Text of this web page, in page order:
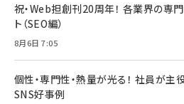
祝・Web担創刊20周年！ 各業界の専
ト（SEO編）
8月6日 7:05
個性・専門性・熱量が光る！ 社員が主
SNS好事例